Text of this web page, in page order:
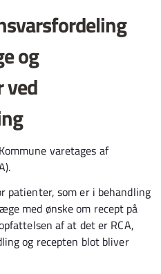
og
ved
varetages af
patienter, som er i behandling
med ønske om recept på
af at det er RCA,
og recepten blot bliver